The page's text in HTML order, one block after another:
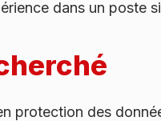
dans un poste
protection des